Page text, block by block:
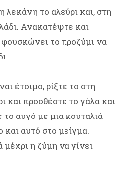
λεκάνη το αλεύρι και, στη
Ανακατέψτε και
το προζύμι να
έτοιμο, ρίξτε το στη
και προσθέστε το γάλα και
αυγό με μια κουταλιά
και αυτό στο μείγμα.
η ζύμη να γίνει